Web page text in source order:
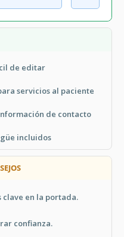
de editar
servicios al paciente
de contacto
incluidos
clave en la portada.
confianza.